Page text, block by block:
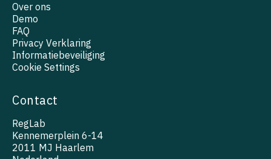
Over ons
Demo
FAQ
Privacy Verklaring
Informatiebeveiliging
Cookie Settings
Contact
RegLab
Kennemerplein 6-14
2011 MJ Haarlem